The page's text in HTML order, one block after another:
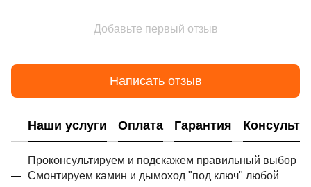
Добавьте первый отзыв
Написать отзыв
Наши услуги Оплата Гарантия
Проконсультируем и подскажем правильный выбор
Смонтируем камин и дымоход "под ключ" любой